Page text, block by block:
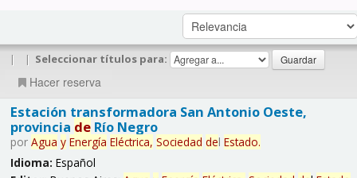
| | Seleccionar títulos para:
Hacer reserva
Estación transformadora San Antonio Oeste,
provincia deRío Negro
por Agua y Energía Eléctrica, Sociedad del Estado.
Idioma: Español